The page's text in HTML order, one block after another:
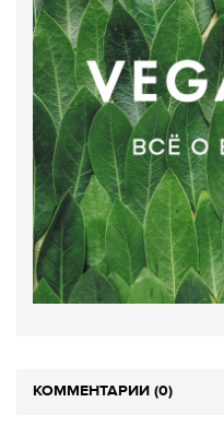
КОММЕНТАРИИ (0)